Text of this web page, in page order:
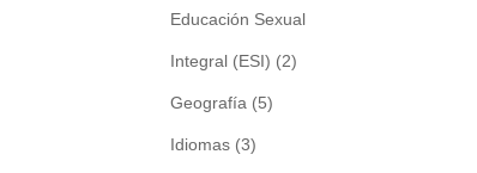
Educación Sexual
Integral (ESI) (2)
Geografía (5)
Idiomas (3)